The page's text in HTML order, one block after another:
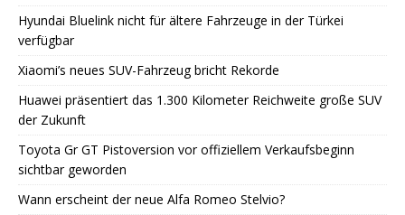
Hyundai Bluelink nicht für ältere Fahrzeuge in der Türkei
verfügbar
Xiaomi’s neues SUV-Fahrzeug bricht Rekorde
Huawei präsentiert das 1.300 Kilometer Reichweite große SUV
der Zukunft
Toyota Gr GT Pistoversion vor offiziellem Verkaufsbeginn
sichtbar geworden
Wann erscheint der neue Alfa Romeo Stelvio?